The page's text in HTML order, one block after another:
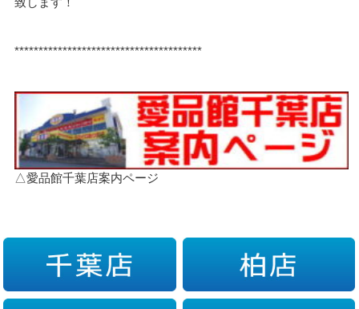
***************************************
△愛品館千葉店案内ページ